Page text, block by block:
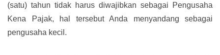
(satu) tahun tidak harus diwajibkan sebagai Pengusaha
Kena Pajak, hal tersebut Anda menyandang sebagai
pengusaha kecil.